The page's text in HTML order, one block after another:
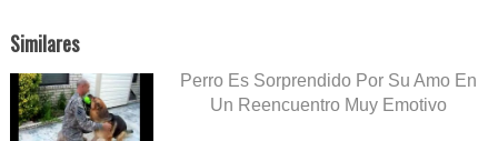
Similares
Perro Es Sorprendido Por Su Amo En
Un Reencuentro Muy Emotivo